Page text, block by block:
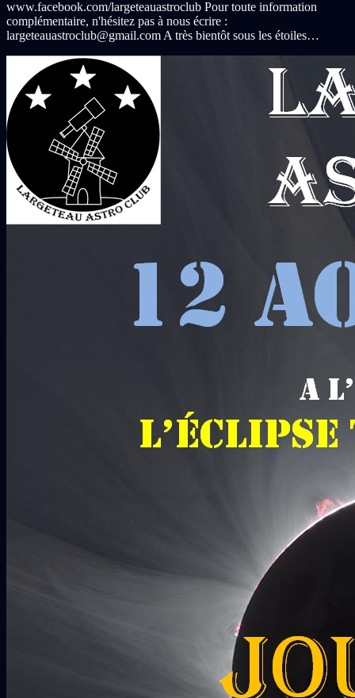
www.facebook.com/largeteauastroclub Pour toute information
complémentaire, n'hésitez pas à nous écrire :
largeteauastroclub@gmail.com A très bientôt sous les étoiles…